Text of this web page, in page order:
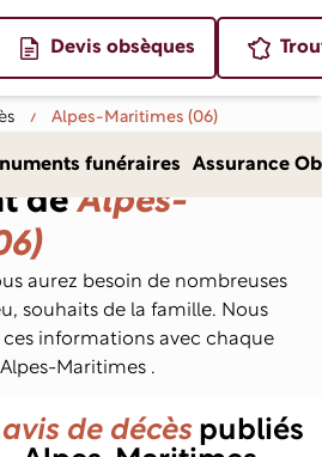
Devis obsèques
funéraires Assurance
Alpes-Maritimes (06)
dans le
deAlpes-
aurez besoin de nombreuses
souhaits de la famille. Nous
informations avec chaque
Maritimes .
avis de décèspubliés